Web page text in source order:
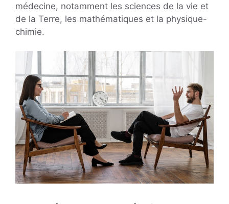
médecine, notamment les sciences de la vie et
de la Terre, les mathématiques et la physique-
chimie.